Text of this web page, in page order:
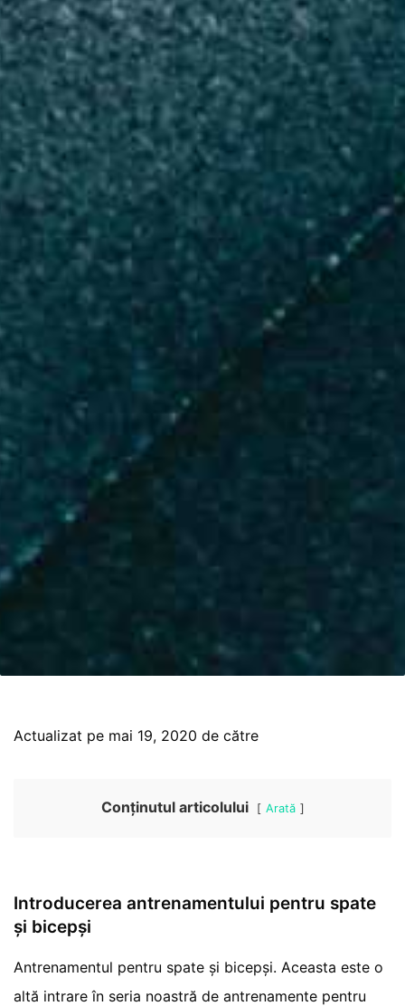
Actualizat pe mai 19, 2020 de către
Conținutul articolului Arată
Introducerea antrenamentului pentru spate
și bicepși
Antrenamentul pentru spate și bicepși. Aceasta este o
altă intrare în seria noastră de antrenamente pentru